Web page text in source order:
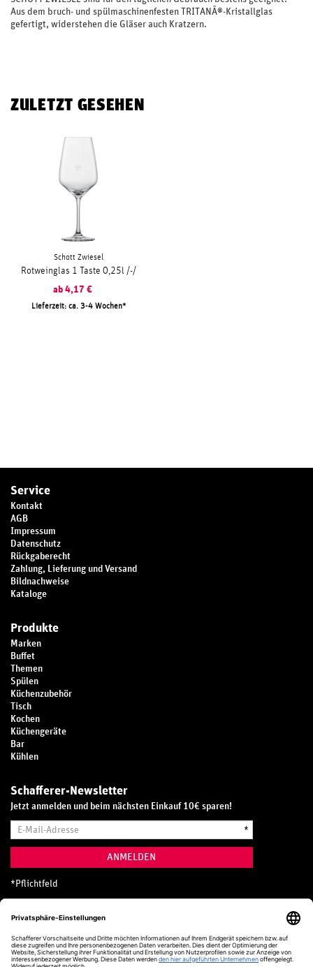
Aus dem bruch- und spülmaschinenfesten TRITANÂ®-Kristallglas
gefertigt, widerstehen die Gläser auch Kratzern.
ZULETZT GESEHEN
Schott Zwiesel
Rotweinglas 1 Taste 0,25l /-/
ab 4,17 €
Lieferzeit: ca. 3-4 Wochen
Service
Kontakt
AGB
Impressum
Datenschutz
Rückgaberecht
Zahlung, Lieferung und Versand
Bildnachweise
Kataloge
Produkte
Marken
Buffet
Themen
Spülen
Küchenzubehör
Tisch
Kochen
Küchengeräte
Bar
Kühlen
Schafferer-Newsletter
Jetzt anmelden und beim nächsten Einkauf 10€ sparen!
Mail-
*
ANMELDEN
* Pflichtfeld
Hotline
0800 20 70 300 (D)
Kostenlos aus dem deutschen Festnetz